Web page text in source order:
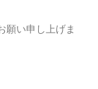
願い申し上げま